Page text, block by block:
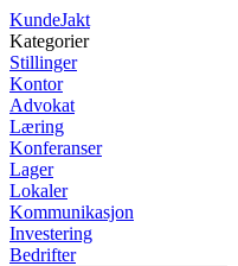
KundeJakt
Kategorier
Stillinger
Kontor
Advokat
Læring
Konferanser
Lager
Lokaler
Kommunikasjon
Investering
Bedrifter